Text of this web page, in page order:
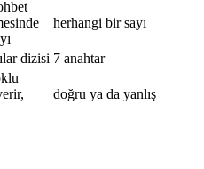
herhangi bir sayı
dizisi 7 anahtar
doğru ya da yanlış